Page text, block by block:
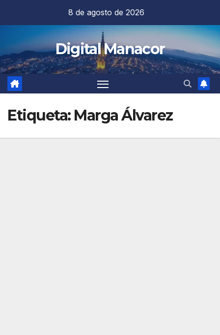
contenido
8 de agosto de 2026
Digital Manacor
Etiqueta: Marga Álvarez